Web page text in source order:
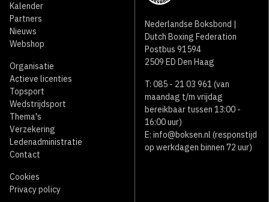
Kalender
Partners
Nieuws
Webshop
Organisatie
Actieve licenties
Topsport
Wedstrijdsport
Thema's
Verzekering
Ledenadministratie
Contact
Cookies
Privacy policy
Nederlandse Boksbond |
Dutch Boxing Federation
Postbus 91594
2509 ED Den Haag
T: 085 - 21 03 961 (van
maandag t/m vrijdag
bereikbaar tussen 13:00 -
16:00 uur)
E: info@boksen.nl (responstijd
op werkdagen binnen 72 uur)